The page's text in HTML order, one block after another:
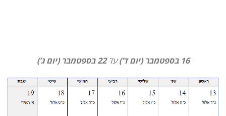
16 בספטמבר (יום ד’) עד22 בספטמבר (יום ג’)